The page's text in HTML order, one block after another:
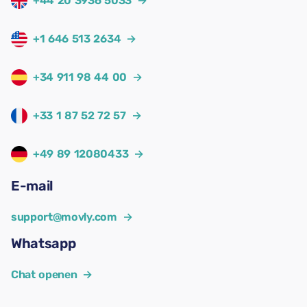
+1 646 513 2634 →
+34 911 98 44 00 →
+33 1 87 52 72 57 →
+49 89 12080433 →
E-mail
support@movly.com →
Whatsapp
Chat openen →